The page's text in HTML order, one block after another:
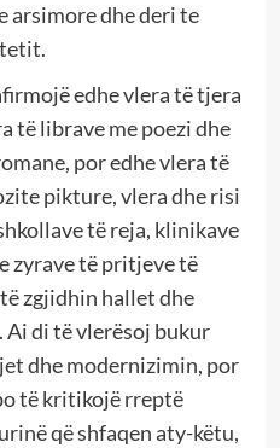
arsimore dhe deri te
edhe vlera të tjera
të librave me poezi dhe
por edhe vlera të
pikture, vlera dhe risi
të reja, klinikave
zyrave të pritjeve të
zgjidhin hallet dhe
di të vlerësoj bukur
dhe modernizimin, por
të kritikojë rreptë
që shfaqen aty-këtu,